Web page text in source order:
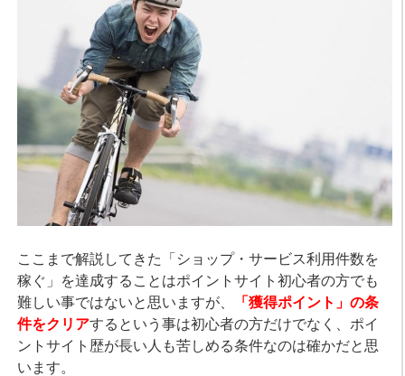
ここまで解説してきた「ショップ・サービス利用件数を
稼ぐ」を達成することはポイントサイト初心者の方でも
難しい事ではないと思いますが、
「獲得ポイント」の条
件をクリアするという事は初心者の方だけでなく、ポイ
ントサイト歴が長い人も苦しめる条件なのは確かだと思
います。